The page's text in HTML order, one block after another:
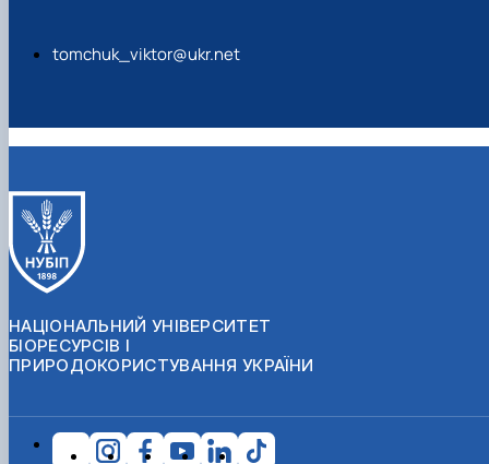
tomchuk_viktor@ukr.net
НАЦІОНАЛЬНИЙ УНІВЕРСИТЕТ
БІОРЕСУРСІВ І
ПРИРОДОКОРИСТУВАННЯ УКРАЇНИ